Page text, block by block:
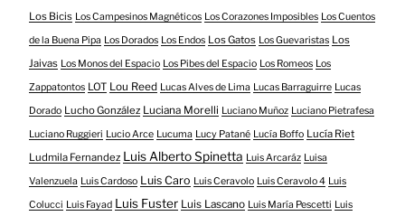
Los Bicis Los Campesinos Magnéticos Los Corazones Imposibles Los Cuentos
de la Buena Pipa Los Dorados Los Endos Los Gatos Los Guevaristas Los
Jaivas Los Monos del Espacio Los Pibes del Espacio Los Romeos Los
Zappatontos LOT Lou Reed Lucas Alves de Lima Lucas Barraguirre Lucas
Dorado Lucho González Luciana Morelli Luciano Muñoz Luciano Pietrafesa
Luciano Ruggieri Lucio Arce Lucuma Lucy Patané Lucía Boffo Lucía Riet
Ludmila Fernandez Luis Alberto Spinetta Luis Arcaráz Luisa
Valenzuela Luis Cardoso Luis Caro Luis Ceravolo Luis Ceravolo 4 Luis
Colucci Luis Fayad Luis Fuster Luis Lascano Luis María Pescetti Luis